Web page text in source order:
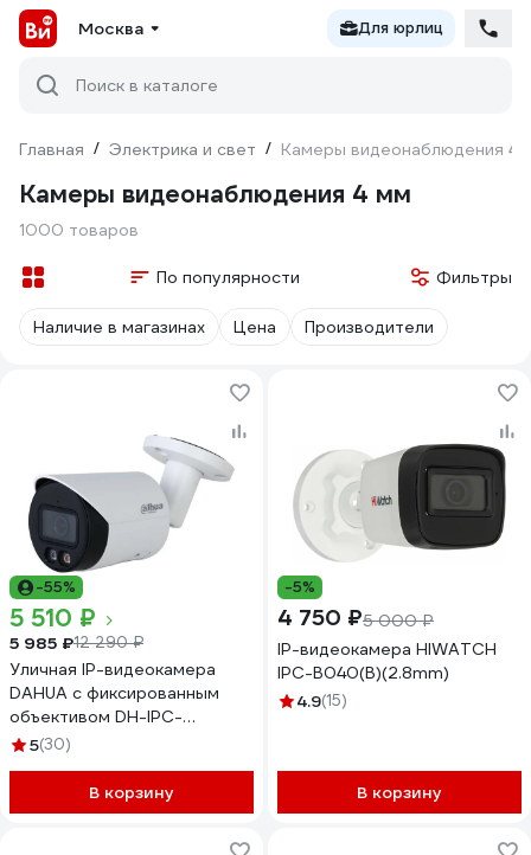
Москва Для юрлиц
Поиск в каталоге
Главная / Электрика и свет / Камеры видеонаблюдения 4
Камеры видеонаблюдения 4 мм
1000 товаров
По популярности Фильтры
Наличие в магазинах Цена Производители
-55%
5 510 ₽
5 985 ₽12 290 ₽
Уличная IP-видеокамера
DAHUA с фиксированным
объективом DH-IPC-
HFW2449SP-S-IL-0280B
5(30)
В корзину
-5%
4 750 ₽5 000 ₽
IP-видеокамера HIWATCH
IPC-B040(B)(2.8mm)
4.9(15)
В корзину